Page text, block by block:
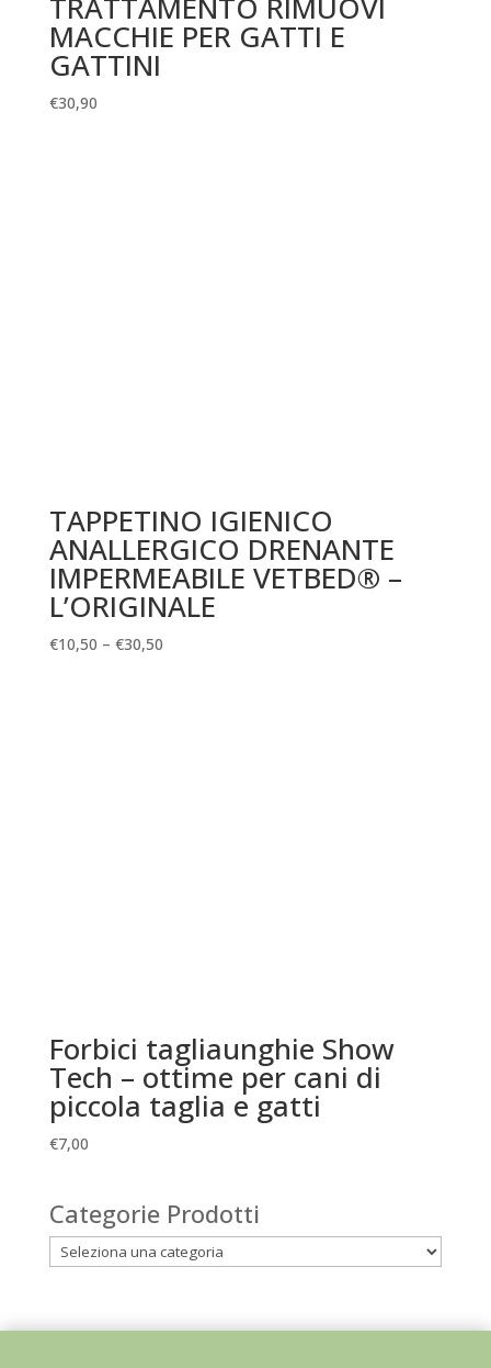
MACCHIE PER GATTI E
GATTINI
€30,90
TAPPETINO IGIENICO
ANALLERGICO DRENANTE
IMPERMEABILE VETBED® –
L’ORIGINALE
€10,50 – €30,50
Forbici tagliaunghie Show
Tech – ottime per cani di
piccola taglia e gatti
€7,00
Categorie Prodotti